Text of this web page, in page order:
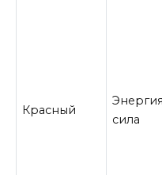
Красный
сила